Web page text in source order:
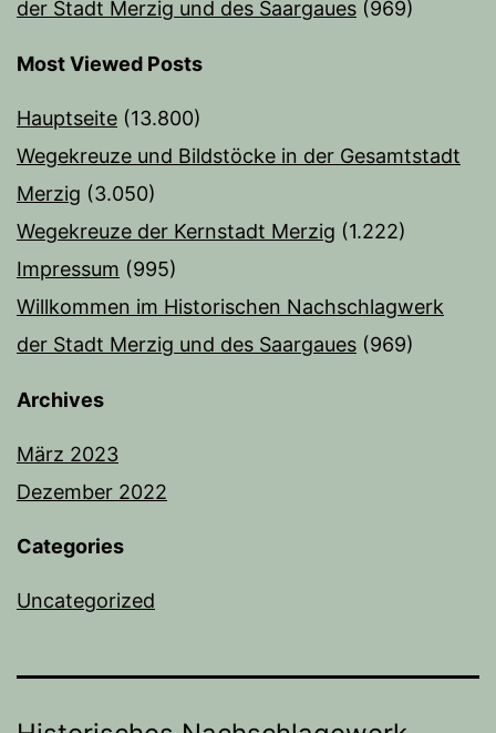
der Stadt Merzig und des Saargaues (969)
Most Viewed Posts
Hauptseite (13.800)
Wegekreuze und Bildstöcke in der Gesamtstadt
Merzig (3.050)
Wegekreuze der Kernstadt Merzig (1.222)
Impressum (995)
Willkommen im Historischen Nachschlagwerk
der Stadt Merzig und des Saargaues (969)
Archives
März 2023
Dezember 2022
Categories
Uncategorized